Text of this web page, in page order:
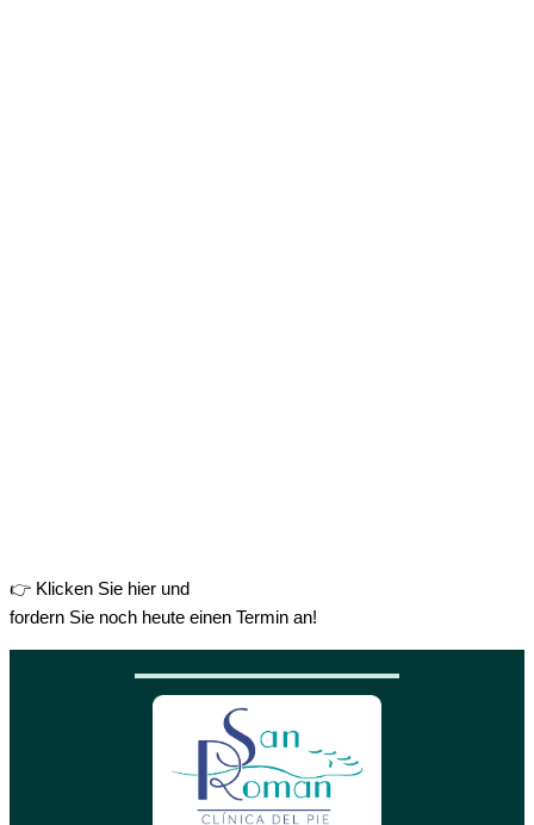
👉 Klicken Sie hier und
fordern Sie noch heute einen Termin an!